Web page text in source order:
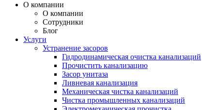
О компании
О компании
Сотрудники
Блог
Услуги
Устранение засоров
Гидродинамическая очистка канализаций
Прочистить канализацию
Засор унитаза
Ливневая канализация
Механическая чистка канализаций
Чистка промышленных канализаций